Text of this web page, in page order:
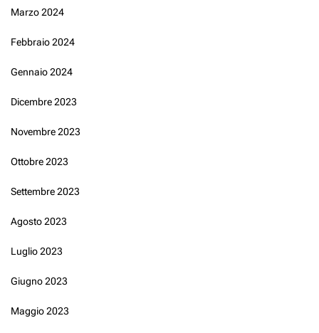
Marzo 2024
Febbraio 2024
Gennaio 2024
Dicembre 2023
Novembre 2023
Ottobre 2023
Settembre 2023
Agosto 2023
Luglio 2023
Giugno 2023
Maggio 2023